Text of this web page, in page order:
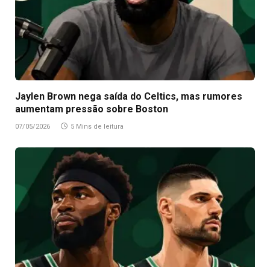
Jaylen Brown nega saída do Celtics, mas rumores
aumentam pressão sobre Boston
07/05/2026 5 Mins de leitura